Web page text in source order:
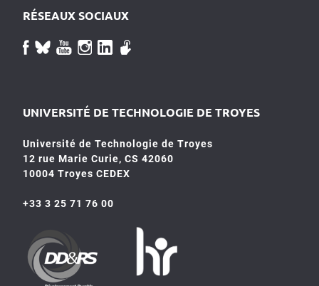
RÉSEAUX SOCIAUX
UNIVERSITÉ DE TECHNOLOGIE DE TROYES
Université de Technologie de Troyes
12 rue Marie Curie, CS 42060
10004 Troyes CEDEX
+33 3 25 71 76 00